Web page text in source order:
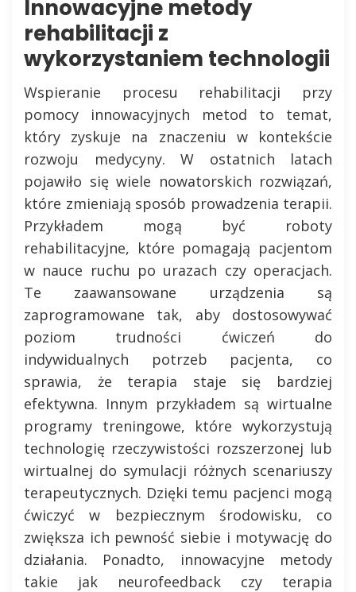
Innowacyjne metody
rehabilitacji z
wykorzystaniem technologii
Wspieranie procesu rehabilitacji przy
pomocy innowacyjnych metod to temat,
który zyskuje na znaczeniu w kontekście
rozwoju medycyny. W ostatnich latach
pojawiło się wiele nowatorskich rozwiązań,
które zmieniają sposób prowadzenia terapii.
Przykładem mogą być roboty
rehabilitacyjne, które pomagają pacjentom
w nauce ruchu po urazach czy operacjach.
Te zaawansowane urządzenia są
zaprogramowane tak, aby dostosowywać
poziom trudności ćwiczeń do
indywidualnych potrzeb pacjenta, co
sprawia, że terapia staje się bardziej
efektywna. Innym przykładem są wirtualne
programy treningowe, które wykorzystują
technologię rzeczywistości rozszerzonej lub
wirtualnej do symulacji różnych scenariuszy
terapeutycznych. Dzięki temu pacjenci mogą
ćwiczyć w bezpiecznym środowisku, co
zwiększa ich pewność siebie i motywację do
działania. Ponadto, innowacyjne metody
takie jak neurofeedback czy terapia